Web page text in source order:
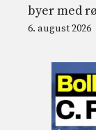
byer med
6. august 2026